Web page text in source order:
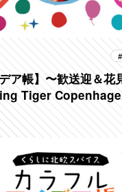
ア帳】〜歓送迎＆花
Tiger